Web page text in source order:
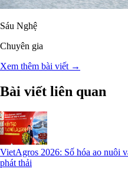
Sáu Nghệ
Chuyên gia
Xem thêm bài viết →
Bài viết liên quan
VietAgros 2026: Số hóa ao nuôi
phát thải